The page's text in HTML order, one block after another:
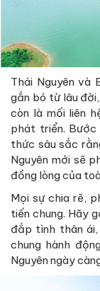
Thái Nguyên và
gắn bó từ lâu
còn là mối liên
phát triển. Bước
thức sâu sắc
Nguyên mới sẽ
đồng lòng của
Mọi sự chia rẽ,
tiến chung. Hãy
đắp tình thân ái,
chung hành
Nguyên ngày